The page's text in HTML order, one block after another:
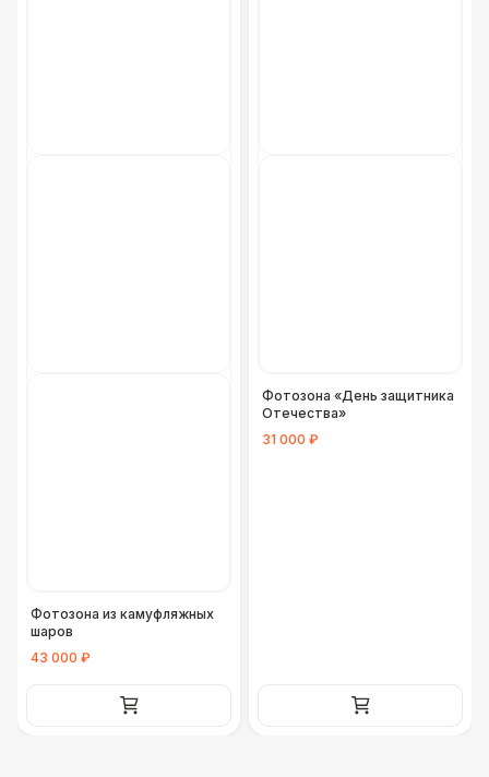
Фотозона из камуфляжных
шаров
43 000 ₽
Фотозона «День защитника
Отечества»
31 000 ₽